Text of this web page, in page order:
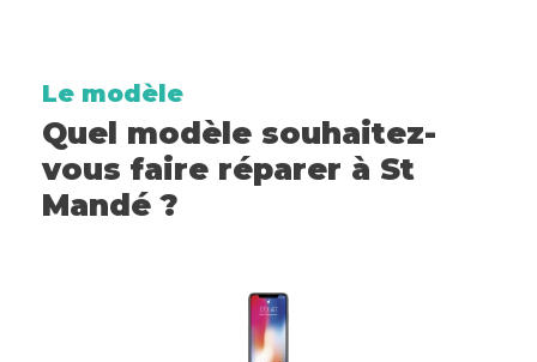
Le modèle
Quel modèle souhaitez-
vous faire réparer à St
Mandé ?